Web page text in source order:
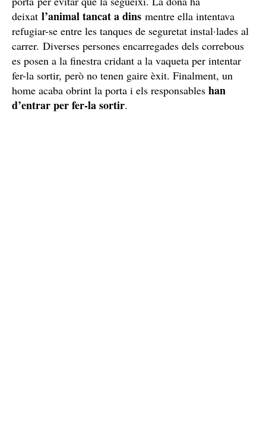
deixat l’animal tancat a dins mentre ella intentava
refugiar-se entre les tanques de seguretat instal·lades al
carrer. Diverses persones encarregades dels correbous
es posen a la finestra cridant a la vaqueta per intentar
fer-la sortir, però no tenen gaire èxit. Finalment, un
home acaba obrint la porta i els responsables han
d’entrar per fer-la sortir.